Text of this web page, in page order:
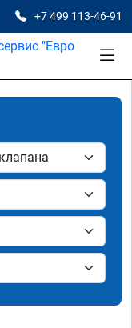
+7 499 113-46-91